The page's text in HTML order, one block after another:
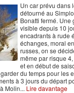
Un car prévu dans
détourné au
Bonatti fermé. Une
visible depuis 10
encadrants à rude
échanges, moral
russes, on se
même par risque
et en début de
du temps pour les
à 3 jours du départ
Molin... Lire davantage